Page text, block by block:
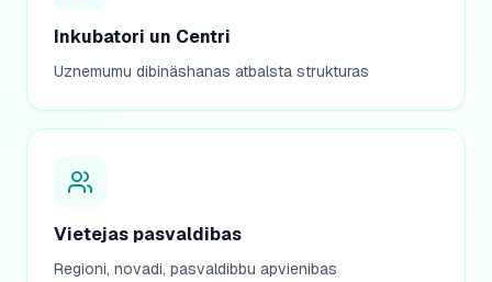
Inkubatori un Centri
Uznemumu dibinäshanas atbalsta strukturas
Vietejas pasvaldibas
Regioni, novadi, pasvaldibbu apvienibas